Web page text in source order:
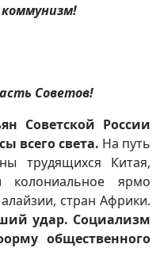
Советской России
всего света. На путь
трудящихся Китая,
колониальное ярмо
стран Африки.
удар. Социализм
общественного